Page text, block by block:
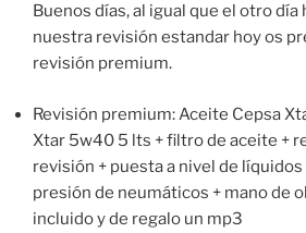
Buenos días, al igual que el otro día
nuestra revisión estandar hoy os
revisión premium.
Revisión premium: Aceite Cepsa
Xtar 5w40 5 lts + filtro de aceite +
revisión + puesta a nivel de
presión de neumáticos + mano de
incluido y de regalo un mp3